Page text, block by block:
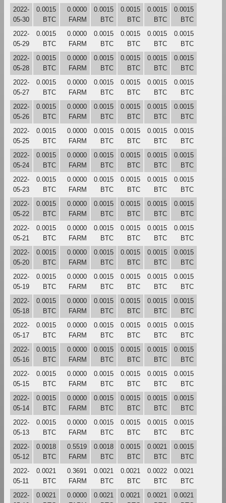
2022-
05-30
0.0015
BTC
0.0000
FARM
0.0015
BTC
0.0015
BTC
0.0015
BTC
0.0015
BTC
2022-
05-29
0.0015
BTC
0.0000
FARM
0.0015
BTC
0.0015
BTC
0.0015
BTC
0.0015
BTC
2022-
05-28
0.0015
BTC
0.0000
FARM
0.0015
BTC
0.0015
BTC
0.0015
BTC
0.0015
BTC
2022-
05-27
0.0015
BTC
0.0000
FARM
0.0015
BTC
0.0015
BTC
0.0015
BTC
0.0015
BTC
2022-
05-26
0.0015
BTC
0.0000
FARM
0.0015
BTC
0.0015
BTC
0.0015
BTC
0.0015
BTC
2022-
05-25
0.0015
BTC
0.0000
FARM
0.0015
BTC
0.0015
BTC
0.0015
BTC
0.0015
BTC
2022-
05-24
0.0015
BTC
0.0000
FARM
0.0015
BTC
0.0015
BTC
0.0015
BTC
0.0015
BTC
2022-
05-23
0.0015
BTC
0.0000
FARM
0.0015
BTC
0.0015
BTC
0.0015
BTC
0.0015
BTC
2022-
05-22
0.0015
BTC
0.0000
FARM
0.0015
BTC
0.0015
BTC
0.0015
BTC
0.0015
BTC
2022-
05-21
0.0015
BTC
0.0000
FARM
0.0015
BTC
0.0015
BTC
0.0015
BTC
0.0015
BTC
2022-
05-20
0.0015
BTC
0.0000
FARM
0.0015
BTC
0.0015
BTC
0.0015
BTC
0.0015
BTC
2022-
05-19
0.0015
BTC
0.0000
FARM
0.0015
BTC
0.0015
BTC
0.0015
BTC
0.0015
BTC
2022-
05-18
0.0015
BTC
0.0000
FARM
0.0015
BTC
0.0015
BTC
0.0015
BTC
0.0015
BTC
2022-
05-17
0.0015
BTC
0.0000
FARM
0.0015
BTC
0.0015
BTC
0.0015
BTC
0.0015
BTC
2022-
05-16
0.0015
BTC
0.0000
FARM
0.0015
BTC
0.0015
BTC
0.0015
BTC
0.0015
BTC
2022-
05-15
0.0015
BTC
0.0000
FARM
0.0015
BTC
0.0015
BTC
0.0015
BTC
0.0015
BTC
2022-
05-14
0.0015
BTC
0.0000
FARM
0.0015
BTC
0.0015
BTC
0.0015
BTC
0.0015
BTC
2022-
05-13
0.0015
BTC
0.0000
FARM
0.0015
BTC
0.0015
BTC
0.0015
BTC
0.0015
BTC
2022-
05-12
0.0018
BTC
0.5519
FARM
0.0018
BTC
0.0015
BTC
0.0021
BTC
0.0015
BTC
2022-
05-11
0.0021
BTC
0.3691
FARM
0.0021
BTC
0.0021
BTC
0.0022
BTC
0.0021
BTC
2022-
0.0021
0.0000
0.0021
0.0021
0.0021
0.0021